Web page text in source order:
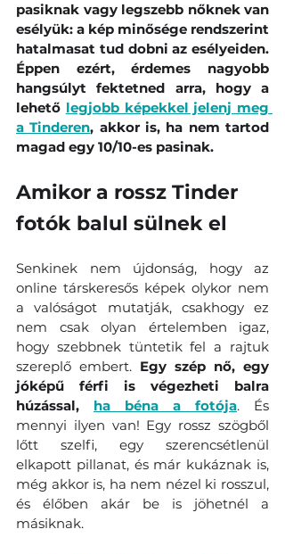
pasiknak vagy legszebb nőknek van
esélyük: a kép minősége rendszerint
hatalmasat tud dobni az esélyeiden.
Éppen ezért, érdemes nagyobb
hangsúlyt fektetned arra, hogy a
lehető legjobb képekkel jelenj meg
a Tinderen, akkor is, ha nem tartod
magad egy 10/10-es pasinak.
Amikor a rossz Tinder
fotók balul sülnek el
Senkinek nem újdonság, hogy az
online társkeresős képek olykor nem
a valóságot mutatják, csakhogy ez
nem csak olyan értelemben igaz,
hogy szebbnek tüntetik fel a rajtuk
szereplő embert. Egy szép nő, egy
jóképű férfi is végezheti balra
húzással, ha béna a fotója. És
mennyi ilyen van! Egy rossz szögből
lőtt szelfi, egy szerencsétlenül
elkapott pillanat, és már kukáznak is,
még akkor is, ha nem nézel ki rosszul,
és élőben akár be is jöhetnél a
másiknak.